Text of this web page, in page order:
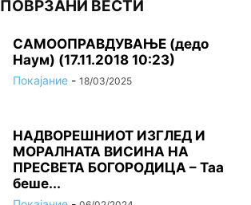
ПОВРЗАНИ ВЕСТИ
САМООПРАВДУВАЊЕ (дедо
Наум) (17.11.2018 10:23)
Покајание - 18/03/2025
НАДВОРЕШНИОТ ИЗГЛЕД И
МОРАЛНАТА ВИСИНА HA
ПРЕСВЕТА БОГОРОДИЦА – Таа
беше...